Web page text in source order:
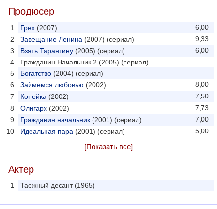
Продюсер
6,00
Грех (2007)
9,33
Завещание Ленина (2007) (сериал)
6,00
Взять Тарантину (2005) (сериал)
Гражданин Начальник 2 (2005) (сериал)
Богатство (2004) (сериал)
8,00
Займемся любовью (2002)
7,50
Копейка (2002)
7,73
Олигарх (2002)
7,00
Гражданин начальник (2001) (сериал)
5,00
Идеальная пара (2001) (сериал)
[Показать все]
Актер
Таежный десант (1965)